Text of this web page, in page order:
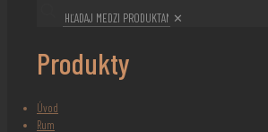
✕
Produkty
Úvod
Rum